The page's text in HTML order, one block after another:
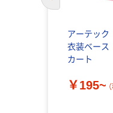
アーテッ
衣装ベース
カート
￥195~